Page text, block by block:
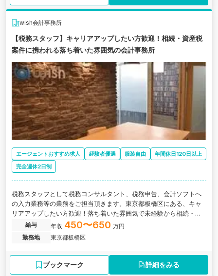
wish会計事務所
【税務スタッフ】キャリアアップしたい方歓迎！相続・資産税
案件に携われる落ち着いた雰囲気の会計事務所
エージェントおすすめ求人 経験者優遇 服装自由
年間休日120日以上
完全週休2日制
税務スタッフとして税務コンサルタント、税務申告、会計ソフトへ
の入力業務等の業務をご担当頂きます。東京都板橋区にある、キャ
リアアップしたい方歓迎！落ち着いた雰囲気で未経験から相続・資
産税案件に携われる会計事務所の求人です。
給与 年収 450〜650 万円
勤務地
東京都板橋区
ブックマーク 詳細をみる